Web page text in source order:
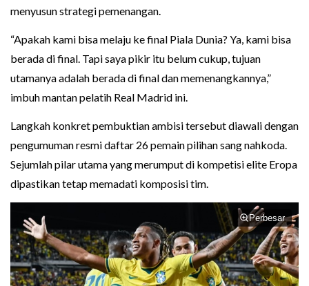
menyusun strategi pemenangan.
“Apakah kami bisa melaju ke final Piala Dunia? Ya, kami bisa
berada di final. Tapi saya pikir itu belum cukup, tujuan
utamanya adalah berada di final dan memenangkannya,”
imbuh mantan pelatih Real Madrid ini.
Langkah konkret pembuktian ambisi tersebut diawali dengan
pengumuman resmi daftar 26 pemain pilihan sang nahkoda.
Sejumlah pilar utama yang merumput di kompetisi elite Eropa
dipastikan tetap memadati komposisi tim.
Perbesar